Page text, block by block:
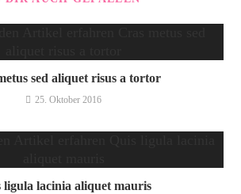
sed aliquet risus a tortor
25. Oktober 2016
ligula lacinia aliquet mauris